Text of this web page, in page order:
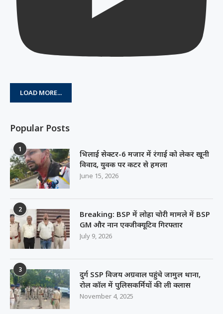
LOAD MORE...
Popular Posts
1
भिलाई सेक्टर-6 मजार में रंगाई को लेकर खूनी
विवाद, युवक पर कटर से हमला
June 15, 2026
2
Breaking: BSP में लोहा चोरी मामले में BSP
GM और नान एक्जीक्यूटिव गिरफ्तार
July 9, 2026
3
दुर्ग SSP विजय अग्रवाल पहुंचे जामुल थाना,
रोल कॉल में पुलिसकर्मियों की ली क्लास
November 4, 2025